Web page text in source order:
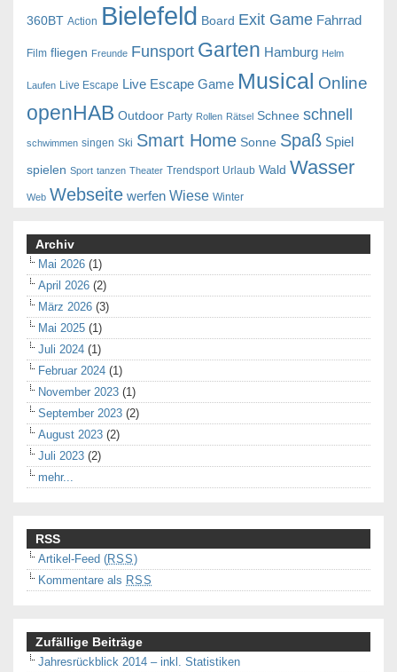
360BT Action Bielefeld Board Exit Game Fahrrad
Film fliegen Freunde Funsport Garten Hamburg Helm
Laufen Live Escape Live Escape Game Musical Online
openHAB Outdoor Party Rollen Rätsel Schnee schnell
schwimmen singen Ski Smart Home Sonne Spaß Spiel
spielen Sport tanzen Theater Trendsport Urlaub Wald Wasser
Web Webseite werfen Wiese Winter
Archiv
Mai 2026 (1)
April 2026 (2)
März 2026 (3)
Mai 2025 (1)
Juli 2024 (1)
Februar 2024 (1)
November 2023 (1)
September 2023 (2)
August 2023 (2)
Juli 2023 (2)
mehr...
RSS
Artikel-Feed (RSS)
Kommentare als RSS
Zufällige Beiträge
Jahresrückblick 2014 – inkl. Statistiken